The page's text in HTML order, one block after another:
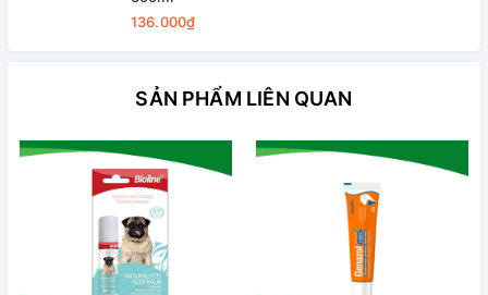
136.000₫
SẢN PHẨM LIÊN QUAN